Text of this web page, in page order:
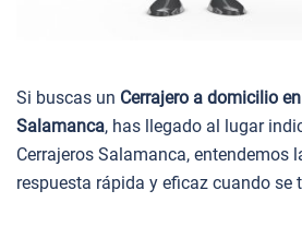
Si buscas un Cerrajero a domicilio
Salamanca, has llegado al lugar
Cerrajeros Salamanca, entendemos
respuesta rápida y eficaz cuando se